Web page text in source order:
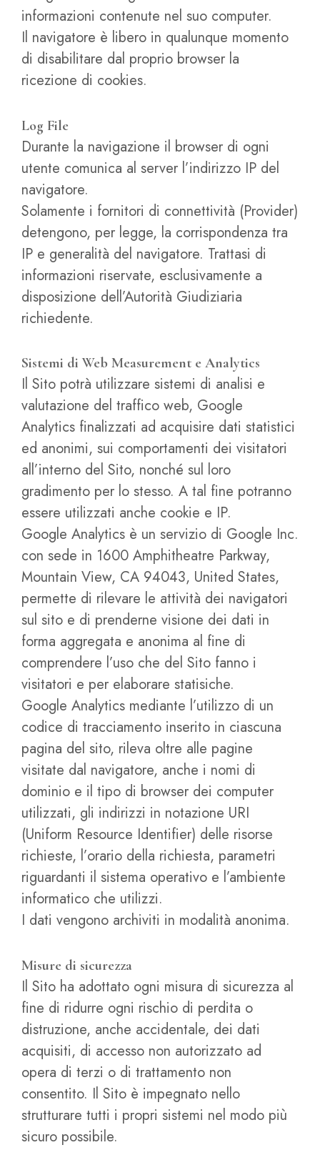
informazioni contenute nel suo computer.
Il navigatore è libero in qualunque momento
di disabilitare dal proprio browser la
ricezione di cookies.
Log File
Durante la navigazione il browser di ogni
utente comunica al server l’indirizzo IP del
navigatore.
Solamente i fornitori di connettività (Provider)
detengono, per legge, la corrispondenza tra
IP e generalità del navigatore. Trattasi di
informazioni riservate, esclusivamente a
disposizione dell’Autorità Giudiziaria
richiedente.
Sistemi di Web Measurement e Analytics
Il Sito potrà utilizzare sistemi di analisi e
valutazione del traffico web, Google
Analytics finalizzati ad acquisire dati statistici
ed anonimi, sui comportamenti dei visitatori
all’interno del Sito, nonché sul loro
gradimento per lo stesso. A tal fine potranno
essere utilizzati anche cookie e IP.
Google Analytics è un servizio di Google Inc.
con sede in 1600 Amphitheatre Parkway,
Mountain View, CA 94043, United States,
permette di rilevare le attività dei navigatori
sul sito e di prenderne visione dei dati in
forma aggregata e anonima al fine di
comprendere l’uso che del Sito fanno i
visitatori e per elaborare statisiche.
Google Analytics mediante l’utilizzo di un
codice di tracciamento inserito in ciascuna
pagina del sito, rileva oltre alle pagine
visitate dal navigatore, anche i nomi di
dominio e il tipo di browser dei computer
utilizzati, gli indirizzi in notazione URI
(Uniform Resource Identifier) delle risorse
richieste, l’orario della richiesta, parametri
riguardanti il sistema operativo e l’ambiente
informatico che utilizzi.
I dati vengono archiviti in modalità anonima.
Misure di sicurezza
Il Sito ha adottato ogni misura di sicurezza al
fine di ridurre ogni rischio di perdita o
distruzione, anche accidentale, dei dati
acquisiti, di accesso non autorizzato ad
opera di terzi o di trattamento non
consentito. Il Sito è impegnato nello
strutturare tutti i propri sistemi nel modo più
sicuro possibile.